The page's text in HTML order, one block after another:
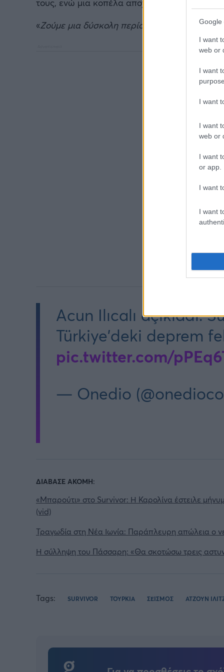
Google
I want
web or
I want
I want
I want
web or
I want
or app.
I want
I want
«Ζούμε μια δύσκολη περίοδο » ανέφερε στους
Acun Ilıcalı açıkladı:
Türkiye'deki deprem
pic.twitter.com/
— Onedio
ΔΙΑΒΑΣΕ ΑΚΟΜΗ:
«Μπαρούτι» στο Survivor: Η Καρολίνα έστειλε
(vid)
Τραγωδία στη Νέα Ιωνία: Παράπλευρη απώλεια ο
Η σύλληψη του Πάσσαρη: «Θα σκοτώσω τρεις
Tags: SURVIVOR ΤΟΥΡΚΙΑ ΣΕΙΣΜΟΣ ΑΤΖΟΥΝ